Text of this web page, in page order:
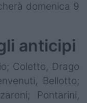
domenica 9
anticipi
Coletto, Drago
Bellotto;
Pontarini,